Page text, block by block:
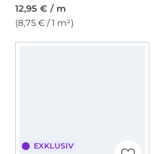
12,95 € / m
(8,75 € / 1 m²)
EXKLUSIV